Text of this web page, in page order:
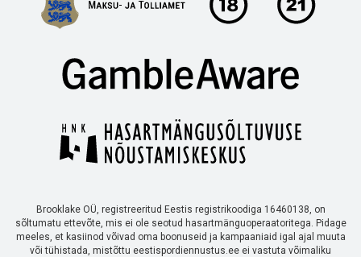
Brooklake OÜ, registreeritud Eestis registrikoodiga 16460138, on
sõltumatu ettevõte, mis ei ole seotud hasartmänguoperaatoritega. Pidage
meeles, et kasiinod võivad oma boonuseid ja kampaaniaid igal ajal muuta
või tühistada, mistõttu eestispordiennustus.ee ei vastuta võimaliku